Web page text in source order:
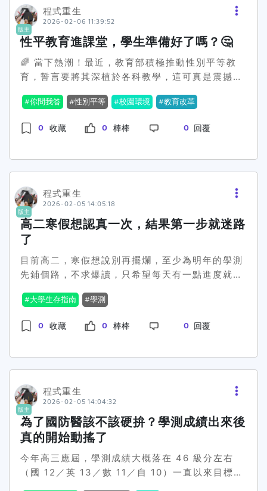
素？教育現場得在一片拍手叫好中，尋找新方向。
最後想拋磚引玉，各位認為性別平等教育真的能解
決根本問題，還是僅僅表面功夫呢？留言區開放放
就是在做「發表小確幸」，而非實際貢獻。😅教育
部長鄭英耀也表態，認為科研成果本應服務於社
會，而不是被數字綁架。他指出，當前的科研努力
應該考慮如何真正為社會產業、人才發展帶來利
益，而不只是追求用多少篇數來證明自己的優秀。
這種量化指標的綁架，已然使「科研能量」有些變
味。有些人聞之表示深有共鳴，認為學術問題本來
就應該具體化與多元化。例如，國立科技大學校院
協會理事長顏家鈺指出，論文應該考慮實際應用，
像如何將成果轉化為商業產品等。這樣的論調，也
的核心，而如果全然放棄這樣的量尺，可能造成學
術評價的混亂。這樣的說法，似乎也受到一部分保
守派學者的支持。國科會的強調與教育部的呼應，
不禁令人生疑：究竟是瞬間的政策擁護還是長久的
之路？各位怎麼看，應該要重視論文的「質」還是
依舊堅持「量」呢？📊📈
版主
程式重生
2026-02-06 11:39:52
性平教育進課堂，學生準備好了嗎？🤔
🌈 當下熱潮！最近，教育部積極推動性別平等教
育，誓言要將其深植於各科教學，這可真是震撼彈
熱烈展開，重点是他們培訓了一票學科的種子教
師，希望能夠在語文、數學、社會、健康和科技等
各個領域滲透性別平等的價值觀。🔥 這個政策可不
教案示例，讓每位學生都能在學習中感受到性別的
背後的爭議卻是相當現實。究竟性平教育的推行會
如何影響傳統教學模式，以及學生和老師們是否真
的準備好面對這樣的轉變呢？🌟 社群上的反應可說
是兩極化。不少支持者認為這是一個極好的機會，
讓學校教育能夠跟上社會的進步潮流，營造更為友
善的校園環境。然而，也有持保留態度的人表示擔
憂，這樣的推動著實挑戰了現有的教育框架，特別
是如何在各科目中用實際、具體的教學方式呈現性
別平等的內涵。🤷‍♂️ 而困惑的老師們這時候就要肩
負起相當大的責任，不只要確保自己具備相關知
識，還得負責引導學生從課程中學習到正確的性別
性別平等 #學校改革
你問我答 性別平等 校園環境 教育改革
0 收藏 0 棒棒 0 回覆
版主
程式重生
2026-02-05 14:05:18
高二寒假想認真一次，結果第一步就迷路
了
目前高二，寒假想說別再擺爛，至少為明年的學測
先鋪個路，不求爆讀，只希望每天有一點進度就
本書下手。 一查才發現現在的講義跟題本真的不便
宜，很怕一個衝動買錯，最後變成書櫃裝飾品＋錢
包大失血 😭 想請教學長姐們，有沒有推薦 國文／
讀、不會壓力爆表 ●基礎觀念整理清楚，題目不要
一點方向，不然現在每天都在書店跟網路書單之間
來回橫跳 拜託大家救救一個努力但迷路的高二生了
🙏📚
大學生存指南 學測
0 收藏 0 棒棒 0 回覆
版主
程式重生
2026-02-05 14:04:32
為了國防醫該不該硬拚？學測成績出來後
真的開始動搖了
今年高三應屆，學測成績大概落在 46 級分左右
（國 12／英 13／數 11／自 10）一直以來目標都